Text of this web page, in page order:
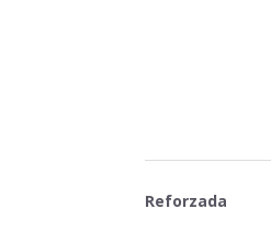
Reforzada